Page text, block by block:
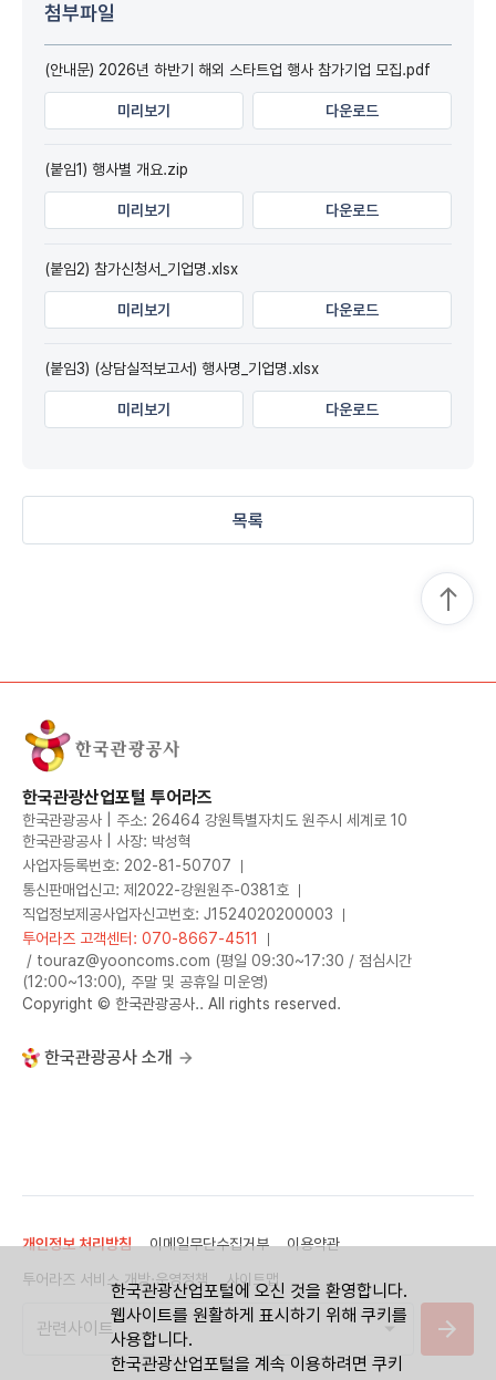
첨부파일
(안내문) 2026년 하반기 해외 스타트업 행사 참가기업 모집.pdf
미리보기 다운로드
(붙임1) 행사별 개요.zip
미리보기 다운로드
(붙임2) 참가신청서_기업명.xlsx
미리보기 다운로드
(붙임3) (상담실적보고서) 행사명_기업명.xlsx
미리보기 다운로드
목록
한국관광산업포털 투어라즈
한국관광공사 | 주소: 26464 강원특별자치도 원주시 세계로 10
한국관광공사 | 사장: 박성혁
사업자등록번호: 202-81-50707
통신판매업신고: 제2022-강원원주-0381호
직업정보제공사업자신고번호: J1524020200003
투어라즈 고객센터: 070-8667-4511
/ touraz@yooncoms.com (평일 09:30~17:30 / 점심시간
(12:00~13:00), 주말 및 공휴일 미운영)
Copyright © 한국관광공사.. All rights reserved.
한국관광공사 소개
개인정보 처리방침 이메일무단수집거부
이용약관
투어라즈 서비스 개방·운영정책
사이트맵
한국관광산업포털에 오신 것을 환영합니다.
웹사이트를 원활하게 표시하기 위해 쿠키를
사용합니다.
한국관광산업포털을 계속 이용하려면 쿠키